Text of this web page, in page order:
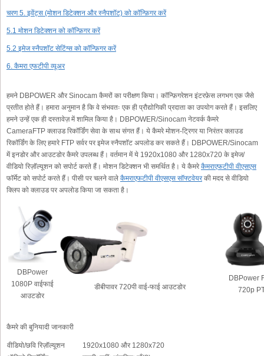
चरण 5. इवेंट्स (मोशन डिटेक्शन और स्नैपशॉट) को कॉन्फ़िगर करें
5.1 मोशन डिटेक्शन को कॉन्फ़िगर करें
5.2 इमेज स्नैपशॉट सेटिंग्स को कॉन्फ़िगर करें
6. कैमरा एफटीपी व्यूअर
हमने DBPOWER और Sinocam कैमरों का परीक्षण किया। कॉन्फ़िगरेशन इंटरफ़ेस लगभग एक जैसे
प्रतीत होते हैं। हमारा अनुमान है कि वे संभवतः एक ही प्रौद्योगिकी प्रदाता का उपयोग करते हैं। इसलिए
हमने उन्हें एक ही दस्तावेज़ में शामिल किया है। DBPOWER/Sinocam नेटवर्क कैमरे
CameraFTP क्लाउड रिकॉर्डिंग सेवा के साथ संगत हैं। ये कैमरे मोशन-ट्रिगर या निरंतर क्लाउड
रिकॉर्डिंग के लिए हमारे FTP सर्वर पर इमेज स्नैपशॉट अपलोड कर सकते हैं। DBPOWER/Sinocam
में इनडोर और आउटडोर कैमरे उपलब्ध हैं। वर्तमान में ये 1920x1080 और 1280x720 के इमेज/
वीडियो रिज़ॉल्यूशन को सपोर्ट करते हैं। मोशन डिटेक्शन भी समर्थित है। ये कैमरेकैमराएफटीपी वीएसएस
फॉर्मेट को सपोर्ट करते हैं। पीसी पर चलने वाले कैमराएफटीपी वीएसएस सॉफ्टवेयरकी मदद से वीडियो
क्लिप को क्लाउड पर अपलोड किया जा सकता है।
DBPower
1080P वाईफाई
आउटडोर
डीबीपावर 720पी वाई-फाई आउटडोर
DBPower
720p
कैमरे की बुनियादी जानकारी
वीडियो/छवि रिज़ॉल्यूशन
1920x1080 और 1280x720